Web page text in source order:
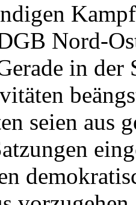
Nord-
in der
seien aus